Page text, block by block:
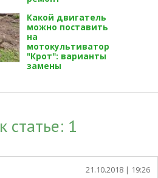
Какой двигатель
можно поставить
на
мотокультиватор
"Крот": варианты
замены
статье: 1
21.10.2018 | 19:26